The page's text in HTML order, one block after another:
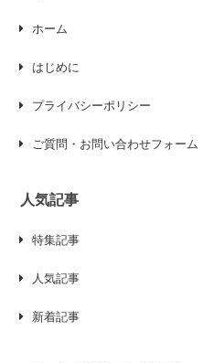
ホーム
はじめに
プライバシーポリシー
ご質問・お問い合わせフォーム
人気記事
特集記事
人気記事
新着記事